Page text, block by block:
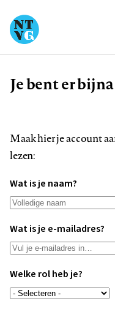
Kruimelpad
Je bent er bijna
Maak hier je account
lezen:
Wat is je naam?
Wat is je e-mailadres?
Welke rol heb je?